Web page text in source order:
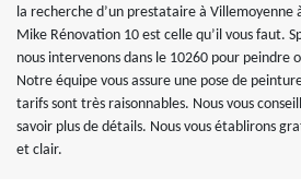
la recherche d’un prestataire à Villemoyenne
Mike Rénovation 10 est celle qu’il vous faut.
nous intervenons dans le 10260 pour peindre
Notre équipe vous assure une pose de
tarifs sont très raisonnables. Nous vous
savoir plus de détails. Nous vous établirons
et clair.